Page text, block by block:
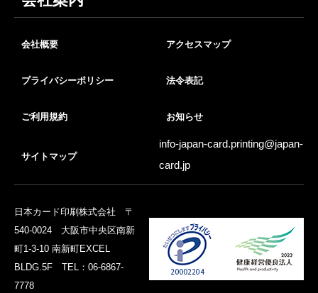
会社概要 アクセスマップ
プライバシーポリシー 法令表記
ご利用規約 お知らせ
サイトマップ
info-japan-card.printing@japan-
card.jp
日本カード印刷株式会社 〒
540-0024 大阪市中央区南新
町1-3-10 南新町EXCEL
BLDG.5F TEL：06-6867-
7778